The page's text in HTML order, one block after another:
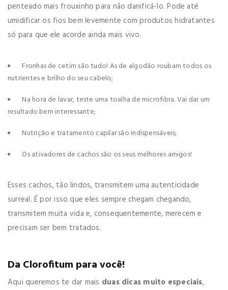
penteado mais frouxinho para não danificá-lo. Pode até
umidificar os fios bem levemente com produtos hidratantes
só para que ele acorde ainda mais vivo.
Fronhas de cetim são tudo! As de algodão roubam todos os
nutrientes e brilho do seu cabelo;
Na hora de lavar, teste uma toalha de microfibra. Vai dar um
resultado bem interessante;
Nutrição e tratamento capilar são indispensáveis;
Os ativadores de cachos são os seus melhores amigos!
Esses cachos, tão lindos, transmitem uma autenticidade
surreal. É por isso que eles sempre chegam chegando,
transmitem muita vida e, consequentemente, merecem e
precisam ser bem tratados.
Da Clorofitum para você!
Aqui queremos te dar mais duas dicas muito especiais,